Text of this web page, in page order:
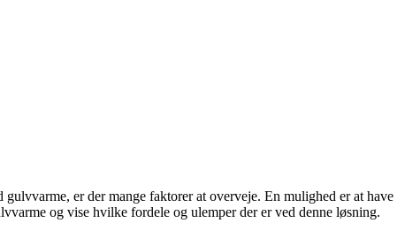
er der mange faktorer at overveje. En mulighed er at have
og vise hvilke fordele og ulemper der er ved denne løsning.